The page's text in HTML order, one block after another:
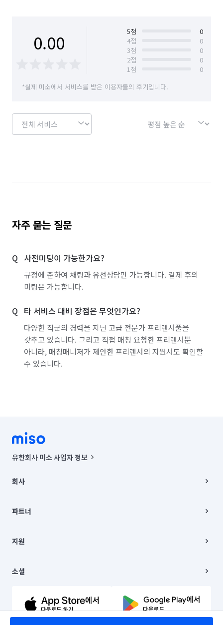
0.00 5점
0
4점
0
3점
0
2점
0
1점
0
*실제 미소에서 서비스를 받은 이용자들의 후기입니다.
자주 묻는 질문
사전미팅이 가능한가요?
규정에 준하여 채팅과 유선상담만 가능합니다. 결제 후의
미팅은 가능합니다.
타 서비스 대비 장점은 무엇인가요?
다양한 직군의 경력을 지닌 고급 전문가 프리랜서풀을
갖추고 있습니다. 그리고 직접 매칭 요청한 프리랜서뿐
아니라, 매칭매니저가 제안한 프리랜서의 지원서도 확인할
수 있습니다.
유한회사 미소 사업자 정보
00019 |
주소 | 본사: 서울특별시 종로구 율곡로 6(중학동, 트윈트리빌딩) B동 5층
컨택센터 : 서울특별시 종로구 수송동 율곡로 24, 7층, 8층 미소
상품, 상품정보, 거래에 관한 의무와 책임은 거래당사자에게 있습니다.
언론 보도 관련 문의:
© 유한회사 미소. Miso, Inc. All Rights Reserved.
회사
채용
파트너
이사
지원
이용약관
문의하기
소셜
유튜브